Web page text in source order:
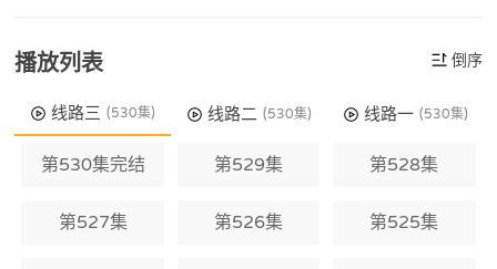
播放列表 倒序
线路三 (530集) 线路二 (530集) 线路一 (530集)
第530集完结 第529集 第528集
第527集 第526集 第525集